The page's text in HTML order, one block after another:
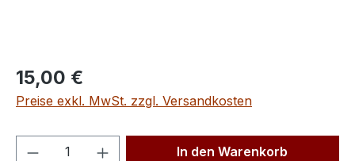
Regulärer Preis:
15,00 €
Preise exkl. MwSt. zzgl. Versandkosten
Produkt Anzahl: Gib denIn den Warenkorb